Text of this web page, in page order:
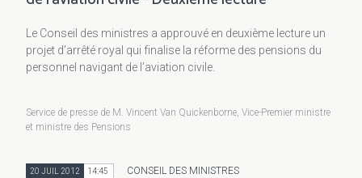
Le Conseil des ministres a approuvé en deuxième lecture un
projet d’arrêté royal qui finalise la réforme des pensions du
personnel navigant de l’aviation civile.
Service de presse de M. Vincent Van Quickenborne, Vice-Premier ministre
et ministre des Pensions
20 JUIL 2012 14:45 CONSEIL DES MINISTRES